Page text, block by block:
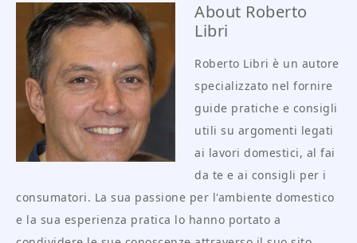
About Roberto
Libri
Roberto Libri è un autore
specializzato nel fornire
guide pratiche e consigli
utili su argomenti legati
ai lavori domestici, al fai
da te e ai consigli per i
consumatori. La sua passione per l'ambiente domestico
e la sua esperienza pratica lo hanno portato a